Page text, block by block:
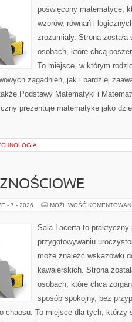
poświęcony matematyce,
wzorów, równań i
zrozumiały. Strona
osobach, które chcą
To miejsce, w którym
zagadnień, jak i bardziej
Podstawy Matematyki i
prezentuje matematykę jako
- 7 - 2026 MOŻLIWOŚĆ
Sala Lacerta to praktyczny
przygotowywaniu
może znaleźć wskazówki
kawalerskich. Strona
osobach, które chcą
sposób spokojny, bez
chaosu. To miejsce dla tych, którzy